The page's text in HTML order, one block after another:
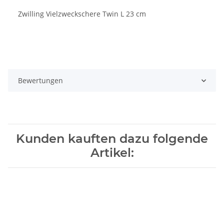
Zwilling Vielzweckschere Twin L 23 cm
Bewertungen
Kunden kauften dazu folgende
Artikel: